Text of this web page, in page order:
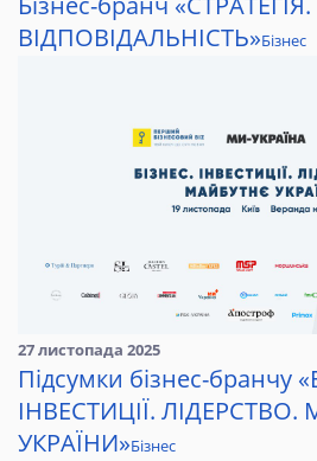
ВІДПОВІДАЛЬНІСТЬ»Бізнес
27 листопада 2025
Підсумки бізнес-бранчу
ІНВЕСТИЦІЇ.
УКРАЇНИ»Бізнес